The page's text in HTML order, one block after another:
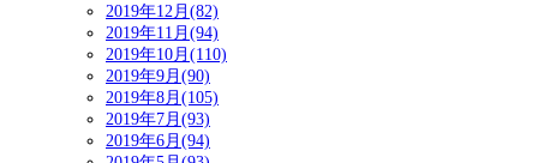
2019年12月(82)
2019年11月(94)
2019年10月(110)
2019年9月(90)
2019年8月(105)
2019年7月(93)
2019年6月(94)